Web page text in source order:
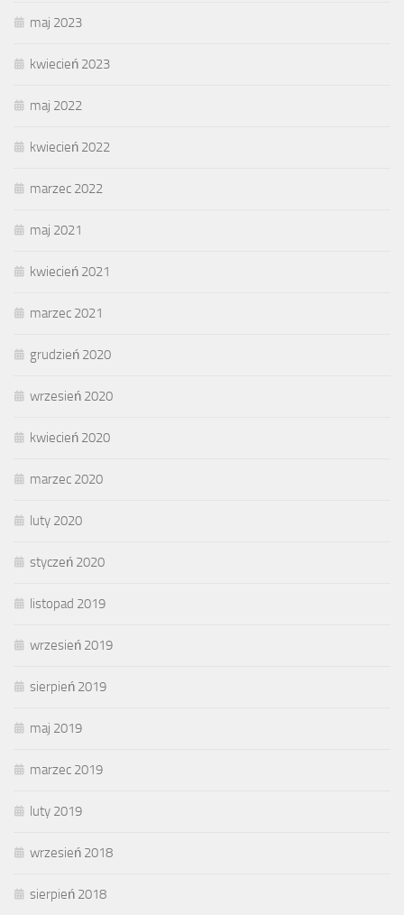
maj 2023
kwiecień 2023
maj 2022
kwiecień 2022
marzec 2022
maj 2021
kwiecień 2021
marzec 2021
grudzień 2020
wrzesień 2020
kwiecień 2020
marzec 2020
luty 2020
styczeń 2020
listopad 2019
wrzesień 2019
sierpień 2019
maj 2019
marzec 2019
luty 2019
wrzesień 2018
sierpień 2018